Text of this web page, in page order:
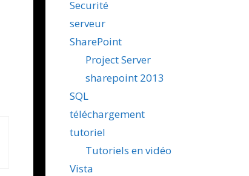
Securité
serveur
SharePoint
Project Server
sharepoint 2013
SQL
téléchargement
tutoriel
Tutoriels en vidéo
Vista